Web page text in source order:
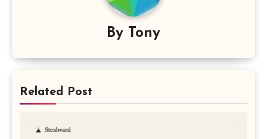
By Tony
Related Post